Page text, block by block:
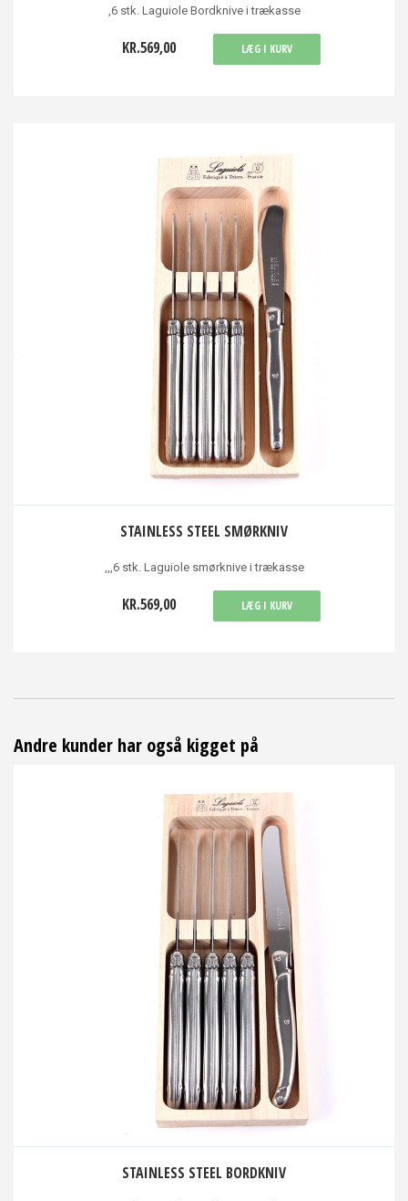
,6 stk. Laguiole Bordknive i trækasse
KR.569,00 LÆG I KURV
STAINLESS STEEL SMØRKNIV
,,,6 stk. Laguiole smørknive i trækasse
KR.569,00 LÆG I KURV
Andre kunder har også kigget på
STAINLESS STEEL BORDKNIV